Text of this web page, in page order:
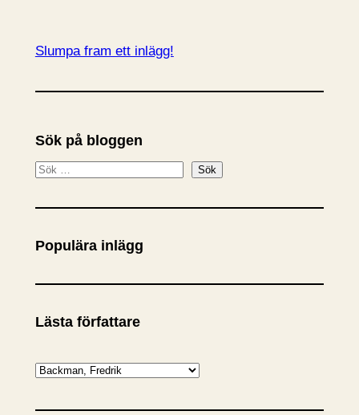
Slumpa fram ett inlägg!
Sök på bloggen
S
k
Sök
Populära inlägg
Lästa författare
K
t